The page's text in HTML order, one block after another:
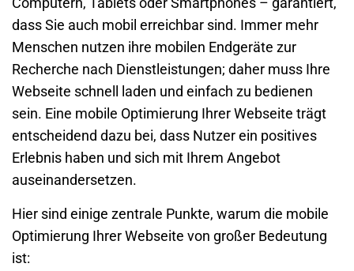
dass Sie auch mobil erreichbar sind. Immer mehr
Menschen nutzen ihre mobilen Endgeräte zur
Recherche nach Dienstleistungen; daher muss Ihre
Webseite schnell laden und einfach zu bedienen
sein. Eine mobile Optimierung Ihrer Webseite trägt
entscheidend dazu bei, dass Nutzer ein positives
Erlebnis haben und sich mit Ihrem Angebot
auseinandersetzen.
Hier sind einige zentrale Punkte, warum die mobile
Optimierung IhrerWebseite von großer Bedeutung
ist: